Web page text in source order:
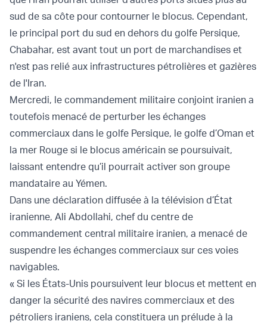
sud de sa côte pour contourner le blocus. Cependant,
le principal port du sud en dehors du golfe Persique,
Chabahar, est avant tout un port de marchandises et
n'est pas relié aux infrastructures pétrolières et gazières
de l'Iran.
Mercredi, le commandement militaire conjoint iranien a
toutefois menacé de perturber les échanges
commerciaux dans le golfe Persique, le golfe d’Oman et
la mer Rouge si le blocus américain se poursuivait,
laissant entendre qu’il pourrait activer son groupe
mandataire au Yémen.
Dans une déclaration diffusée à la télévision d’État
iranienne, Ali Abdollahi, chef du centre de
commandement central militaire iranien, a menacé de
suspendre les échanges commerciaux sur ces voies
navigables.
« Si les États-Unis poursuivent leur blocus et mettent en
danger la sécurité des navires commerciaux et des
pétroliers iraniens, cela constituera un prélude à la